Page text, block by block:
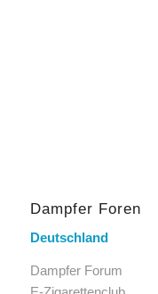
Dampfer Foren
Deutschland
Dampfer Forum